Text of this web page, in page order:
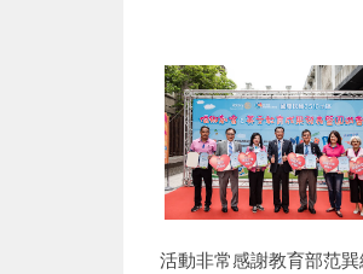
活動非常感謝教育部范